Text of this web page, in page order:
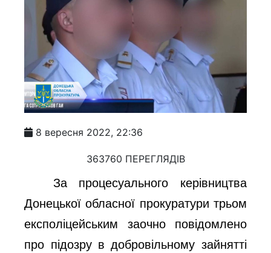
8 вересня 2022, 22:36
363760 ПЕРЕГЛЯДІВ
За процесуального керівництва
Донецької обласної прокуратури трьом
експоліцейським заочно повідомлено
про підозру в добровільному зайнятті